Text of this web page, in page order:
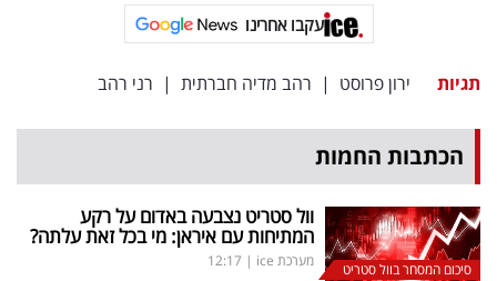
עקבו אחרינו
תגיות ירון פרוסט | רהב מדיה חברתית | רני רהב
הכתבות החמות
סיכום המסחר בוול סטריט
וול סטריט נצבעה באדום על רקע
המתיחות עם איראן: מי בכל זאת עלתה?
מערכת ice |
12:17